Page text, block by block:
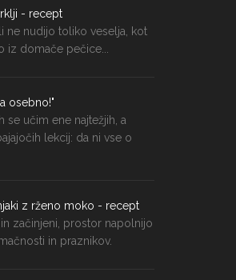
- recept
ne nudijo toliko veselja, kot
iz domače pečice...
osebno!"
se učim ene najtežjih, a
lekcij: da ni vse o
z rženo moko - recept
začinjeni, prostor napolnijo
in praznikov.